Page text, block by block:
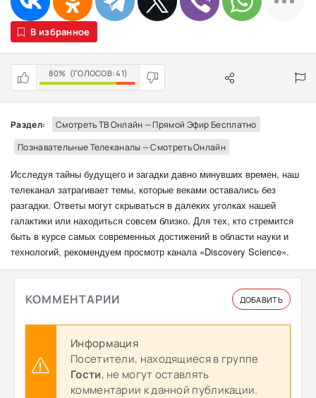
В избранное
80% (ГОЛОСОВ:41)
Раздел:
Смотреть ТВ Онлайн — Прямой Эфир Бесплатно
Познавательные Телеканалы — Смотреть Онлайн
Исследуя тайны будущего и загадки давно минувших времен, наш
телеканал затрагивает темы, которые веками оставались без
разгадки. Ответы могут скрываться в далеких уголках нашей
галактики или находиться совсем близко. Для тех, кто стремится
быть в курсе самых современных достижений в области науки и
технологий, рекомендуем просмотр канала «Discovery Science».
КОММЕНТАРИИ ДОБАВИТЬ
Информация
Посетители, находящиеся в группе
Гости, не могут оставлять
комментарии к данной публикации.